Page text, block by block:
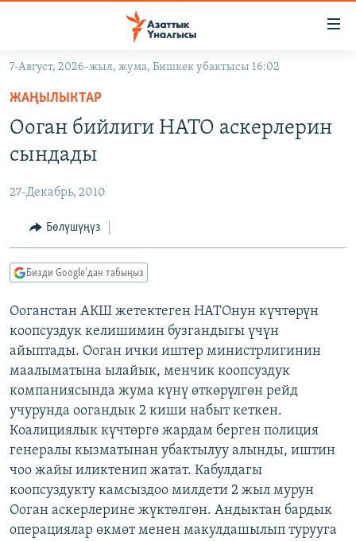
Навигацияга
өтүңүз
Издөөгө
салыңыз
КЫРГЫЗСТАН
ЭКОНОМИКА
МАДАНИЯТ
БОРБОР АЗИЯ
АТАЙЫН ИЛИКТӨӨ
ТВ ПРОГРАММАЛАР
ЭКСПЕРТТЕР ТАЛДАЙТ
БИЗ ЖАНА ДҮЙНӨ
ДАНИСТЕ
ЭЖЕ-СИҢДИЛЕР
ЫҢГАЙСЫЗ СУРООЛОР
ӨЗГӨЧӨ ПИКИР
Русский
ОНЛАЙН ШЕРИНЕ
ЭЕ/АРнун бардык сайттары
7-Август, 2026-жыл, жума, Бишкек убактысы 16:02
ЖАҢЫЛЫКТАР
Ооган бийлиги НАТО аскерлерин
сындады
27-Декабрь, 2010
Бөлүшүңүз
Бизди Google'дан табыңыз
Ооганстан АКШ жетектеген НАТОнун күчтөрүн
коопсуздук келишимин бузгандыгы үчүн
айыптады. Ооган ички иштер министрлигинин
маалыматына ылайык, менчик коопсуздук
компаниясында жума күнү өткөрүлгөн рейд
учурунда оогандык 2 киши набыт кеткен.
Коалициялык күчтөргө жардам берген полиция
генералы кызматынан убактылуу алынды, иштин
чоо жайы иликтенип жатат. Кабулдагы
коопсуздукту камсыздоо милдети 2 жыл мурун
Ооган аскерлерине жүктөлгөн. Андыктан бардык
операциялар өкмөт менен макулдашылып турууга